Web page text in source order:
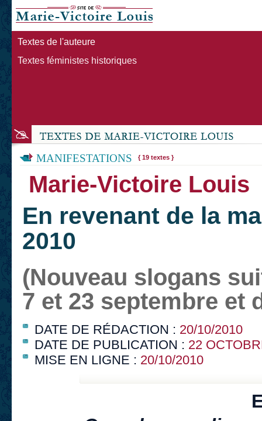
Textes de l'auteure
Textes féministes historiques
MANIFESTATIONS { 19 textes }
Marie-Victoire Louis
En revenant de la
2010
(Nouveau slogans
7 et 23 septembre et
DATE DE RÉDACTION : 20/10/2010
DATE DE PUBLICATION : 22
MISE EN LIGNE : 20/10/2010